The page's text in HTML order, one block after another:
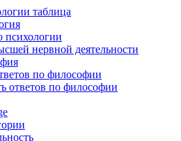
таблица
психологии
нервной деятельности
по философии
ответов по философии